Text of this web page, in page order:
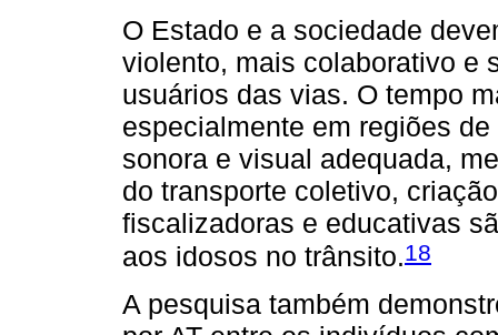
O Estado e a sociedade
violento, mais colaborativo e
usuários das vias. O tempo
especialmente em regiões
sonora e visual adequada,
do transporte coletivo,
fiscalizadoras e educativas
aos idosos no trânsito.18
A pesquisa também